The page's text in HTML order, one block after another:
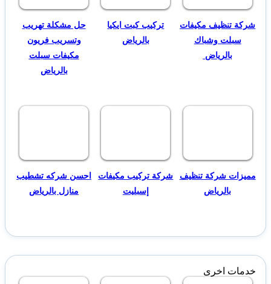
شركة تنظيف مكيفات
سبلت وشباك
بالرياض
تركيب كبت ايكيا
بالرياض
حل مشكلة تهريب
وتسريب فريون
مكيفات سبلت
بالرياض
مميزات شركة تنظيف
بالرياض
شركة تركيب مكيفات
إسبليت
احسن شركه تشطيب
منازل بالرياض
خدمات اخرى